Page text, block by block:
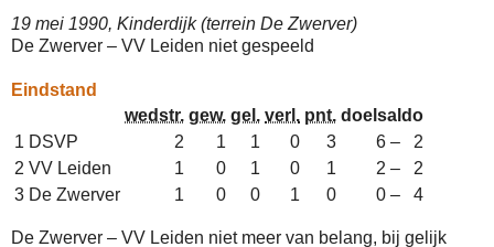
19 mei 1990, Kinderdijk (terrein De Zwerver)
De Zwerver – VV Leiden niet gespeeld
Eindstand
wedstr. gew. gel. verl. pnt. doelsaldo
1 DSVP 2 1 1 0 3
6 – 2
2 VV Leiden 1 0 1 0 1
2 – 2
3 De Zwerver 1 0 0 1 0 0 – 4
De Zwerver – VV Leiden niet meer van belang, bij gelijk